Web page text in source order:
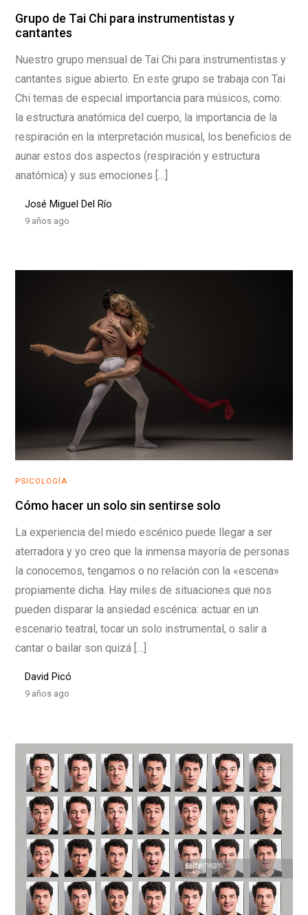
Grupo de Tai Chi para instrumentistas y
cantantes
Nuestro grupo mensual de Tai Chi para instrumentistas y
cantantes sigue abierto. En este grupo se trabaja con Tai
Chi temas de especial importancia para músicos, como:
la estructura anatómica del cuerpo, la importancia de la
respiración en la interpretación musical, los beneficios de
aunar estos dos aspectos (respiración y estructura
anatómica) y sus emociones […]
José Miguel Del Río
9 años ago
PSICOLOGÍA
Cómo hacer un solo sin sentirse solo
La experiencia del miedo escénico puede llegar a ser
aterradora y yo creo que la inmensa mayoría de personas
la conocemos, tengamos o no relación con la «escena»
propiamente dicha. Hay miles de situaciones que nos
pueden disparar la ansiedad escénica: actuar en un
escenario teatral, tocar un solo instrumental, o salir a
cantar o bailar son quizá […]
David Picó
9 años ago